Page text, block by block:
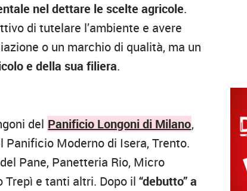
nel dettare le scelte agricole.
di tutelare l’ambiente e avere
o un marchio di qualità, ma un
e della sua filiera.
del Panificio Longoni di Milano,
Moderno di Isera, Trento.
Pane, Panetteria Rio, Micro
Trepì e tanti altri. Dopo il“debutto” a